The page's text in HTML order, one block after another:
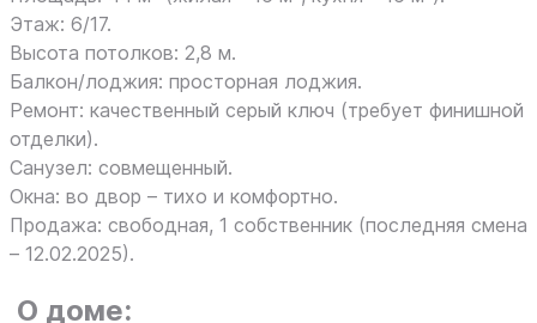
Этаж: 6/17.
Высота потолков: 2,8 м.
Балкон/лоджия: просторная лоджия.
Ремонт: качественный серый ключ (требует финишной
отделки).
Санузел: совмещенный.
Окна: во двор – тихо и комфортно.
Продажа: свободная, 1 собственник (последняя смена
– 12.02.2025).
О доме: